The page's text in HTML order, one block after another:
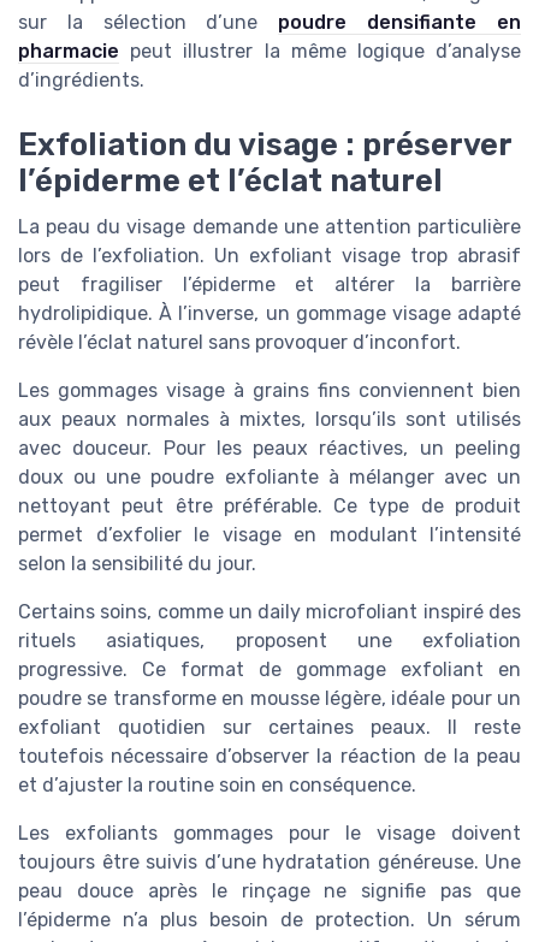
sur la sélection d’une poudre densifiante en
pharmacie peut illustrer la même logique d’analyse
d’ingrédients.
Exfoliation du visage : préserver
l’épiderme et l’éclat naturel
La peau du visage demande une attention particulière
lors de l’exfoliation. Un exfoliant visage trop abrasif
peut fragiliser l’épiderme et altérer la barrière
hydrolipidique. À l’inverse, un gommage visage adapté
révèle l’éclat naturel sans provoquer d’inconfort.
Les gommages visage à grains fins conviennent bien
aux peaux normales à mixtes, lorsqu’ils sont utilisés
avec douceur. Pour les peaux réactives, un peeling
doux ou une poudre exfoliante à mélanger avec un
nettoyant peut être préférable. Ce type de produit
permet d’exfolier le visage en modulant l’intensité
selon la sensibilité du jour.
Certains soins, comme un daily microfoliant inspiré des
rituels asiatiques, proposent une exfoliation
progressive. Ce format de gommage exfoliant en
poudre se transforme en mousse légère, idéale pour un
exfoliant quotidien sur certaines peaux. Il reste
toutefois nécessaire d’observer la réaction de la peau
et d’ajuster la routine soin en conséquence.
Les exfoliants gommages pour le visage doivent
toujours être suivis d’une hydratation généreuse. Une
peau douce après le rinçage ne signifie pas que
l’épiderme n’a plus besoin de protection. Un sérum